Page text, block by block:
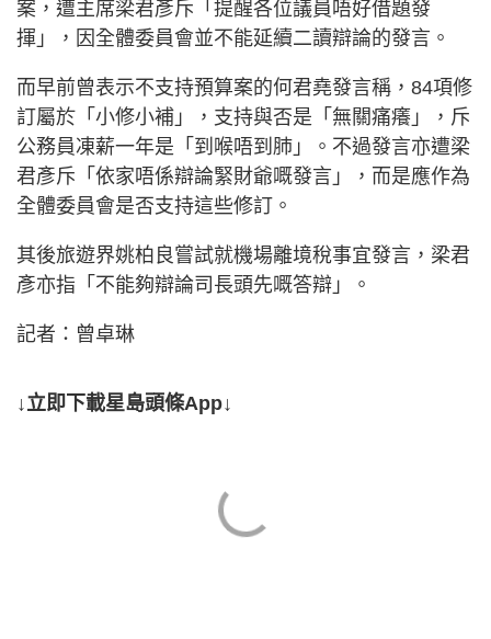
案，遭主席梁君彥斥「提醒各位議員唔好借題發
揮」，因全體委員會並不能延續二讀辯論的發言。
而早前曾表示不支持預算案的何君堯發言稱，84項修
訂屬於「小修小補」，支持與否是「無關痛癢」，斥
公務員凍薪一年是「到喉唔到肺」。不過發言亦遭梁
君彥斥「依家唔係辯論緊財爺嘅發言」，而是應作為
全體委員會是否支持這些修訂。
其後旅遊界姚柏良嘗試就機場離境稅事宜發言，梁君
彥亦指「不能夠辯論司長頭先嘅答辯」。
記者：曾卓琳
↓立即下載星島頭條App↓